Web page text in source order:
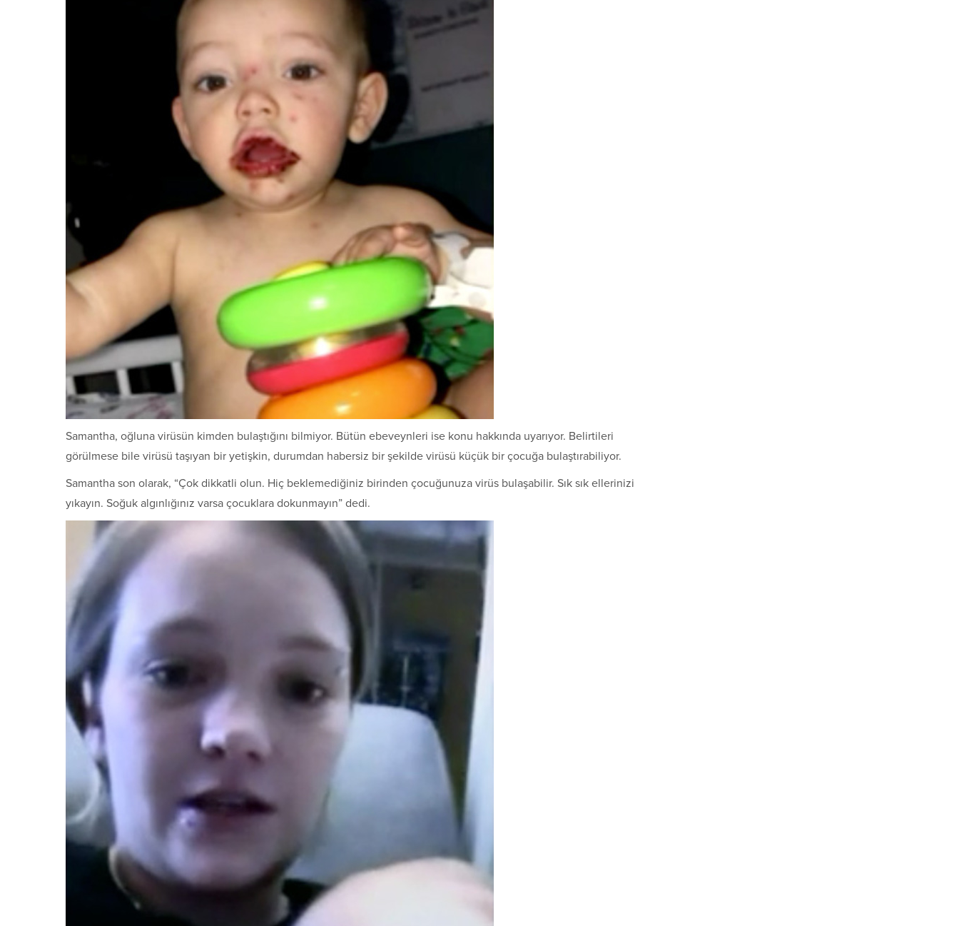
Samantha, oğluna virüsün kimden bulaştığını bilmiyor. Bütün ebeveynleri ise konu hakkında uyarıyor. Belirtileri
görülmese bile virüsü taşıyan bir yetişkin, durumdan habersiz bir şekilde virüsü küçük bir çocuğa bulaştırabiliyor.
Samantha son olarak, “Çok dikkatli olun. Hiç beklemediğiniz birinden çocuğunuza virüs bulaşabilir. Sık sık ellerinizi
yıkayın. Soğuk algınlığınız varsa çocuklara dokunmayın” dedi.